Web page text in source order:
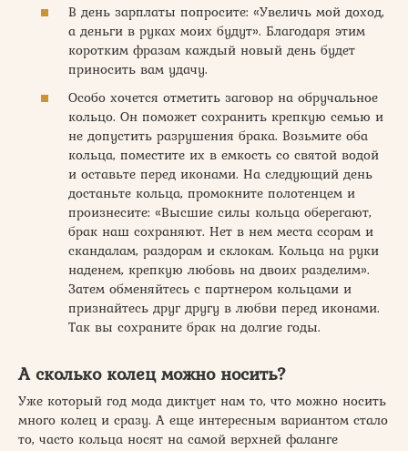
В день зарплаты попросите: «Увеличь мой доход,
а деньги в руках моих будут». Благодаря этим
коротким фразам каждый новый день будет
приносить вам удачу.
Особо хочется отметить заговор на обручальное
кольцо. Он поможет сохранить крепкую семью и
не допустить разрушения брака. Возьмите оба
кольца, поместите их в емкость со святой водой
и оставьте перед иконами. На следующий день
достаньте кольца, промокните полотенцем и
произнесите: «Высшие силы кольца оберегают,
брак наш сохраняют. Нет в нем места ссорам и
скандалам, раздорам и склокам. Кольца на руки
наденем, крепкую любовь на двоих разделим».
Затем обменяйтесь с партнером кольцами и
признайтесь друг другу в любви перед иконами.
Так вы сохраните брак на долгие годы.
А сколько колец можно носить?
Уже который год мода диктует нам то, что можно носить
много колец и сразу. А еще интересным вариантом стало
то, часто кольца носят на самой верхней фаланге